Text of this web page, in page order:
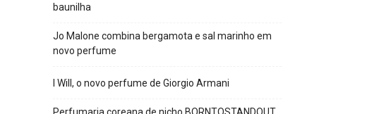
baunilha
Jo Malone combina bergamota e sal marinho em
novo perfume
I Will, o novo perfume de Giorgio Armani
Perfumaria coreana de nicho BORNTOSTANDOUT